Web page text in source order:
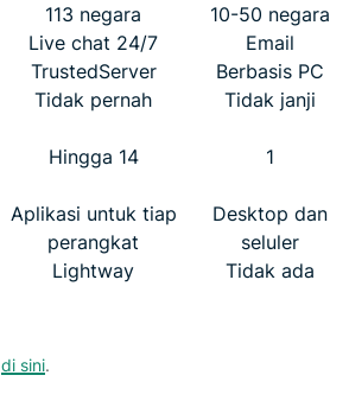
113 negara
10-50 negara
Live chat 24/7
Email
TrustedServer
Berbasis PC
Tidak pernah Tidak janji
Hingga 14 1
Aplikasi untuk tiap
perangkat
Desktop dan
seluler
Lightway Tidak ada
di sini.